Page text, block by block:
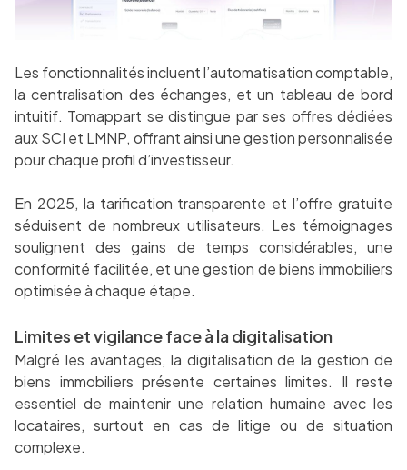
Les fonctionnalités incluent l’automatisation comptable,
la centralisation des échanges, et un tableau de bord
intuitif. Tomappart se distingue par ses offres dédiées
aux SCI et LMNP, offrant ainsi une gestion personnalisée
pour chaque profil d’investisseur.
En 2025, la tarification transparente et l’offre gratuite
séduisent de nombreux utilisateurs. Les témoignages
soulignent des gains de temps considérables, une
conformité facilitée, et une gestion de biens immobiliers
optimisée à chaque étape.
Limites et vigilance face à la digitalisation
Malgré les avantages, la digitalisation de la gestion de
biens immobiliers présente certaines limites. Il reste
essentiel de maintenir une relation humaine avec les
locataires, surtout en cas de litige ou de situation
complexe.